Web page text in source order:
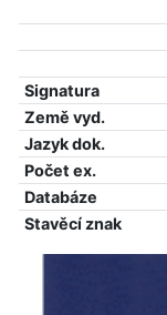
Signatura
Země vyd.
Jazyk dok.
Počet ex.
Databáze
Stavěcí znak